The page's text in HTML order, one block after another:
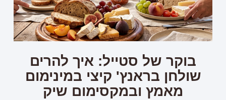
בוקר של סטייל: איך להרים
שולחן בראנץ' קיצי במינימום
מאמץ ובמקסימום שיק